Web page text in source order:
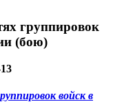
группировок
(бою)